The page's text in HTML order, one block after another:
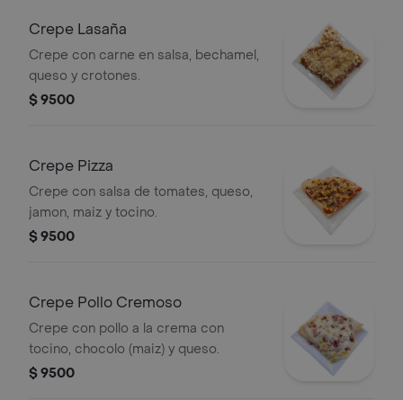
Crepe Lasaña
Crepe con carne en salsa, bechamel,
queso y crotones.
$ 9500
Crepe Pizza
Crepe con salsa de tomates, queso,
jamon, maiz y tocino.
$ 9500
Crepe Pollo Cremoso
Crepe con pollo a la crema con
tocino, chocolo (maiz) y queso.
$ 9500